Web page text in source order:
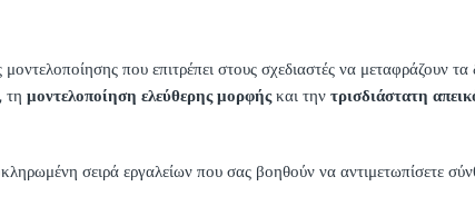
που επιτρέπει στους σχεδιαστές να μεταφράζουν
, τη μοντελοποίηση ελεύθερης μορφήςκαι την τρισδιάστατη
σειρά εργαλείων που σας βοηθούν να αντιμετωπίσετε